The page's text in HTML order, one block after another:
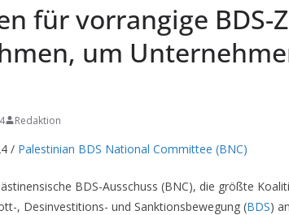
für vorrangige BDS-
um
Redaktion
/ Palestinian BDS National Committee (BNC)
BDS-Ausschuss (BNC), die größte
, Desinvestitions- und Sanktionsbewegung (BDS)